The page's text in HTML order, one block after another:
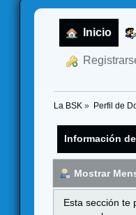
Inicio
La BSK » Perfil de
Información
Mostrar
Esta sección te